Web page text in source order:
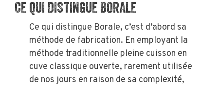
CE QUI DISTINGUE BORALE
Ce qui distingue Borale, c’est d’abord sa
méthode de fabrication. En employant la
méthode traditionnelle pleine cuisson en
cuve classique ouverte, rarement utilisée
de nos jours en raison de sa complexité,